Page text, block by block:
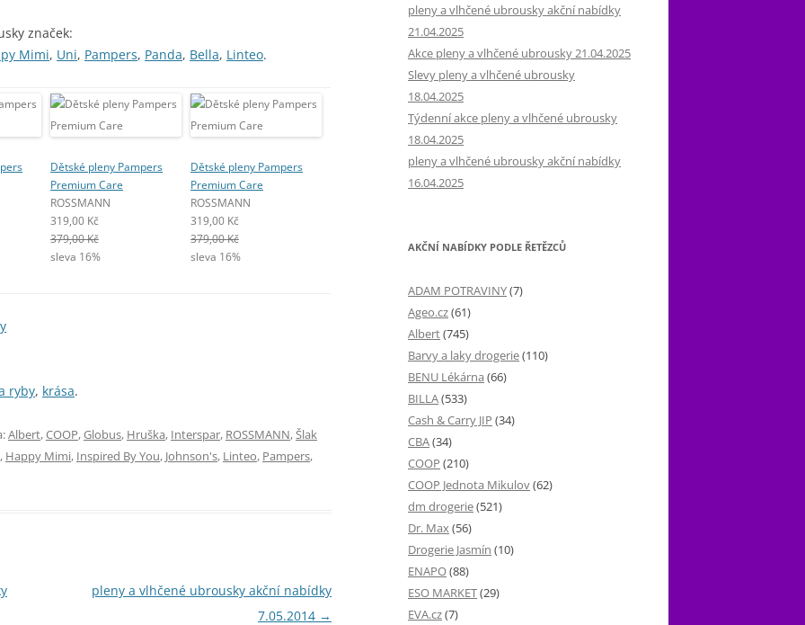
značek:
Mimi, Uni, Pampers, Panda, Bella, Linteo.
Dětské pleny Pampers
Premium Care
ROSSMANN
319,00 Kč
379,00 Kč
sleva 16%
Dětské pleny Pampers
Premium Care
ROSSMANN
319,00 Kč
379,00 Kč
sleva 16%
ryby, krása.
Albert,COOP,Globus, Hruška, Interspar, ROSSMANN,Šlak
, Happy Mimi, Inspired By You, Johnson's, Linteo, Pampers,
pleny a vlhčené ubrousky akční nabídky
7.05.2014 →
pleny a vlhčené ubrousky akční nabídky
21.04.2025
Akce pleny a vlhčené ubrousky 21.04.2025
Slevy pleny a vlhčené ubrousky
18.04.2025
Týdenní akce pleny a vlhčené ubrousky
18.04.2025
pleny a vlhčené ubrousky akční nabídky
16.04.2025
AKČNÍ NABÍDKY PODLE ŘETĚZCŮ
ADAM POTRAVINY(7)
Ageo.cz(61)
Albert(745)
Barvy a laky drogerie(110)
BENU Lékárna (66)
BILLA(533)
Cash & Carry JIP (34)
CBA(34)
COOP (210)
COOP Jednota Mikulov(62)
dm drogerie(521)
Dr. Max(56)
Drogerie Jasmín (10)
ENAPO(88)
ESO MARKET(29)
EVA.cz(7)